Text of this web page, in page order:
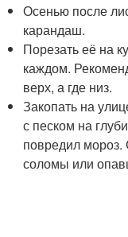
Осенью после
карандаш.
Порезать её на
каждом.
верх, а где низ.
Закопать на
с песком на
повредил
соломы или